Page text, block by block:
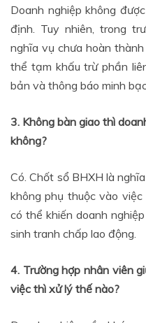
Doanh nghiệp không
định. Tuy nhiên, trong
nghĩa vụ chưa hoàn
thể tạm khấu trừ phần
bản và thông báo minh
3. Không bàn giao thì
không?
Có. Chốt sổ BHXH là
không phụ thuộc vào
có thể khiến doanh
sinh tranh chấp lao động.
4. Trường hợp nhân viên
việc thì xử lý thế nào?